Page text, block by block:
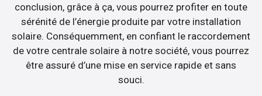
conclusion, grâce à ça, vous pourrez profiter en toute
sérénité de l’énergie produite par votre installation
solaire. Conséquemment, en confiant le raccordement
de votre centrale solaire à notre société, vous pourrez
être assuré d’une mise en service rapide et sans
souci.